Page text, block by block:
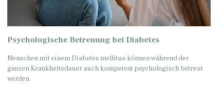
Psychologische Betreuung bei Diabetes
Menschen mit einem Diabetes mellitus können während der
ganzen Krankheitsdauer auch kompetent psychologisch betreut
werden.